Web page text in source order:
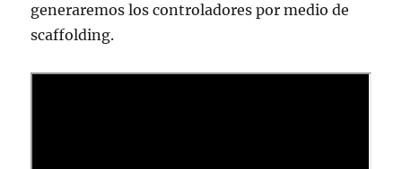
generaremos los controladores por medio de
scaffolding.